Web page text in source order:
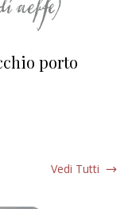
porto
Vedi Tutti